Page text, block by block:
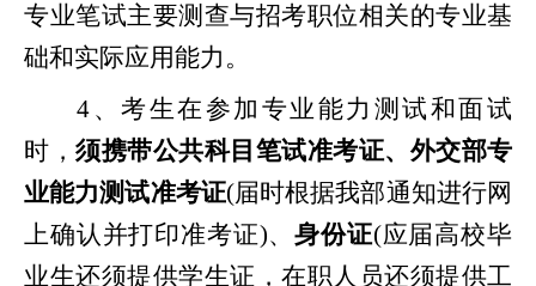
专业笔试主要测查与招考职位相关的专业基
础和实际应用能力。
4、考生在参加专业能力测试和面试
时， 须携带公共科目笔试准考证、外交部专
业能力测试准考证(届时根据我部通知进行网
上确认并打印准考证)、身份证(应届高校毕
业生还须提供学生证，在职人员还须提供工